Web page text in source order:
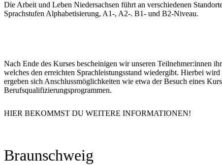
Die Arbeit und Leben Niedersachsen führt an verschiedenen
Sprachstufen Alphabetisierung, A1-, A2-. B1- und B2-Niveau.
Nach Ende des Kurses bescheinigen wir unseren Teilnehmer:innen
welches den erreichten Sprachleistungsstand wiedergibt. Hierbei
ergeben sich Anschlussmöglichkeiten wie etwa der Besuch eines
Berufsqualifizierungsprogrammen.
HIER BEKOMMST DU WEITERE INFORMATIONEN!
Braunschweig